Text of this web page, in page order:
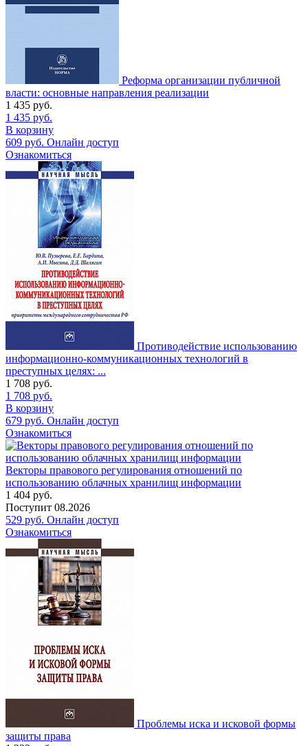
Реформа организации публичной
власти: основные направления реализации
1 435 руб.
1 435 руб.
В корзину
609 руб. Онлайн доступ
Ознакомиться
Противодействие использованию
информационно-коммуникационных технологий в
преступных целях: ...
1 708 руб.
1 708 руб.
В корзину
679 руб. Онлайн доступ
Ознакомиться
Векторы правового регулирования отношений по
использованию облачных хранилищ информации
1 404 руб.
Поступит 08.2026
529 руб. Онлайн доступ
Ознакомиться
Проблемы иска и исковой формы
защиты права